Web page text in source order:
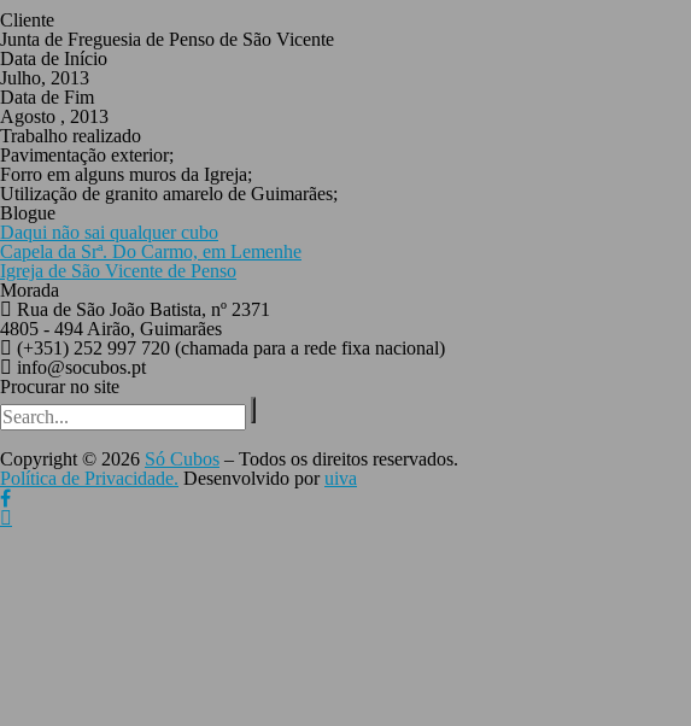
Cliente
Junta de Freguesia de Penso de São Vicente
Data de Início
Julho, 2013
Data de Fim
Agosto , 2013
Trabalho realizado
Pavimentação exterior;
Forro em alguns muros da Igreja;
Utilização de granito amarelo de Guimarães;
Blogue
Daqui não sai qualquer cubo
Capela da Srª. Do Carmo, em Lemenhe
Igreja de São Vicente de Penso
Morada
Rua de São João Batista, nº 2371
4805 - 494 Airão, Guimarães
(+351) 252 997 720 (chamada para a rede fixa nacional)
info@socubos.pt
Procurar no site
Search
for:
Copyright © 2026 ​Só Cubos – Todos os direitos reservados.
Política de Privacidade. Desenvolvido poruiva